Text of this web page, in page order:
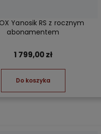
Yanosik RS z rocznym
abonamentem
1 799,00 zł
Do koszyka